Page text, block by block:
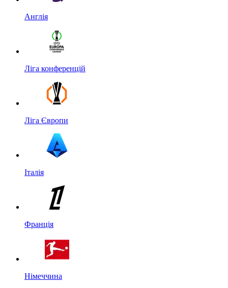
Англія
Ліга конференцій
Ліга Європи
Італія
Франція
Німеччина